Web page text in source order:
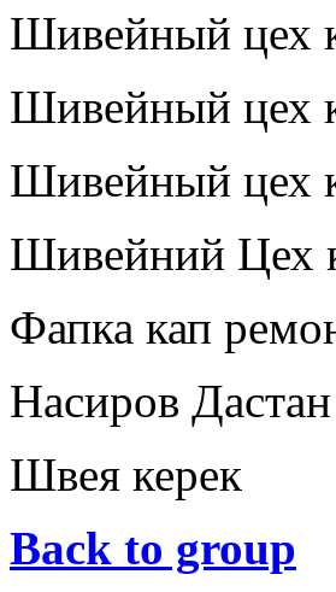
Шивейный цех
Шивейный цех
Шивейный цех
Шивейний Цех
Фапка кап
Насиров Дастан
Швея керек
Back to group